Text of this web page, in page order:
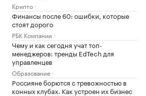
Крипто
Финансы после 60: ошибки, которые
стоят дорого
РБК Компании
Чему и как сегодня учат топ-
менеджеров: тренды EdTech для
управленцев
Образование
Россияне борются с тревожностью в
конных клубах. Как устроен их бизнес